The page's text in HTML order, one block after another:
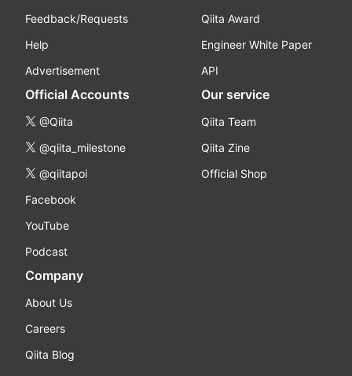
Feedback/Requests
Help
Advertisement
Qiita Award
Engineer White Paper
API
Official Accounts
@Qiita
@qiita_milestone
@qiitapoi
Facebook
YouTube
Podcast
Our service
Qiita Team
Qiita Zine
Official Shop
Company
About Us
Careers
Qiita Blog